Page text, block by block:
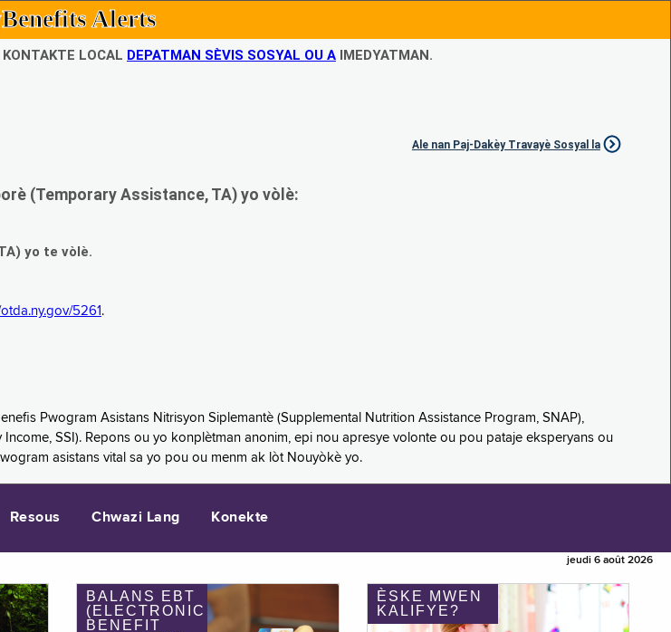
Alerts
LOCAL DEPATMAN SÈVIS SOSYAL OU A IMEDYATMAN.
Ale nan Paj-Dakèy Travayè Sosyal la
(Temporary Assistance, TA) yo vòlè:
yo te vòlè.
5261.
Pwogram Asistans Nitrisyon Siplemantè (Supplemental Nutrition Assistance Program, SNAP),
SSI). Repons ou yo konplètman anonim, epi nou apresye volonte ou pou pataje eksperyans ou
asistans vital sa yo pou ou menm ak lòt Nouyòkè yo.
Resous Chwazi Lang Konekte
jeudi 6 août 2026
BALANS EBT
(ELECTRONIC
BENEFIT
ÈSKE MWEN
KALIFYE?